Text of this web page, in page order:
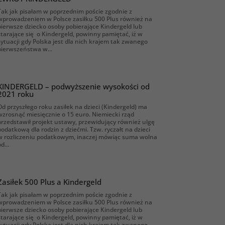
jak pisałam w poprzednim poście zgodnie z
w Polsce zasiłku 500 Plus również na
dziecko osoby pobierające Kindergeld lub
się o Kindergeld, powinny pamiętać, iż w
gdy Polska jest dla nich krajem tak zwanego
w...
– podwyższenie wysokości od
roku
przyszłego roku zasiłek na dzieci (Kindergeld) ma
miesięcznie o 15 euro. Niemiecki rząd
projekt ustawy, przewidujący również ulgę
dla rodzin z dziećmi. Tzw. ryczałt na dzieci
rozliczeniu podatkowym, inaczej mówiąc suma wolna
500 Plus a Kindergeld
jak pisałam w poprzednim poście zgodnie z
w Polsce zasiłku 500 Plus również na
dziecko osoby pobierające Kindergeld lub
się o Kindergeld, powinny pamiętać, iż w